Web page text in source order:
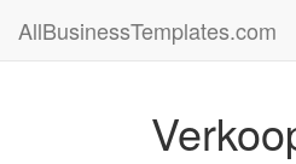
AllBusinessTemplates.com